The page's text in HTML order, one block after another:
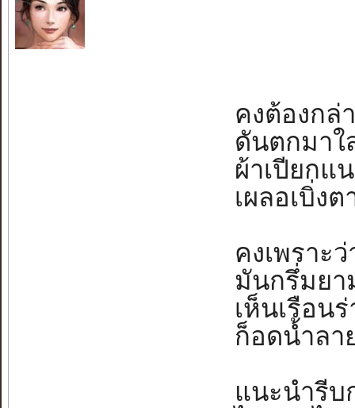
คงต้องกล่
ดันตกมาใ
ผ้าเปียกแ
เผลอเบิ่ง
คงเพราะ
มันกรึ่มยา
เห็นเรือน
ก็อดน้ำลา
แนะนำรีบ